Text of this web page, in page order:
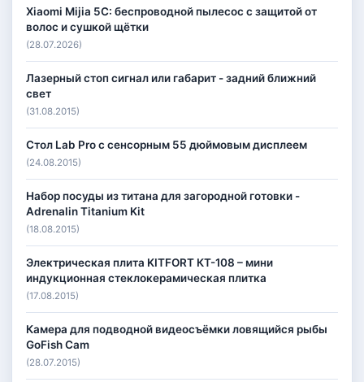
Xiaomi Mijia 5C: беспроводной пылесос с защитой от
волос и сушкой щётки
(28.07.2026)
Лазерный стоп сигнал или габарит - задний ближний
свет
(31.08.2015)
Стол Lab Pro с сенсорным 55 дюймовым дисплеем
(24.08.2015)
Набор посуды из титана для загородной готовки -
Adrenalin Titanium Kit
(18.08.2015)
Электрическая плита KITFORT КТ-108 – мини
индукционная стеклокерамическая плитка
(17.08.2015)
Камера для подводной видеосъёмки ловящийся рыбы
GoFish Cam
(28.07.2015)